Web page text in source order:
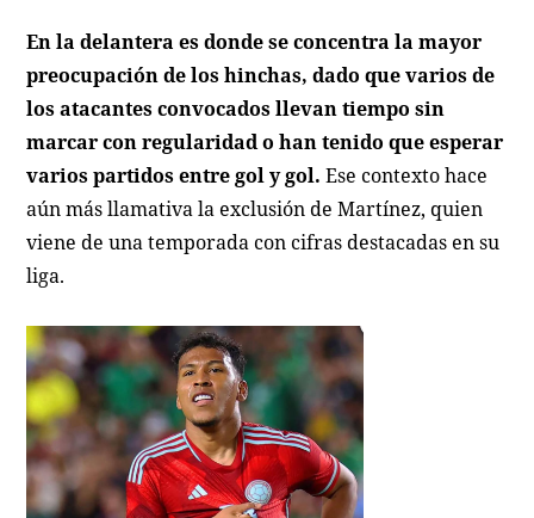
En la delantera es donde se concentra la mayor
preocupación de los hinchas, dado que varios de
los atacantes convocados llevan tiempo sin
marcar con regularidad o han tenido que esperar
varios partidos entre gol y gol. Ese contexto hace
aún más llamativa la exclusión de Martínez, quien
viene de una temporada con cifras destacadas en su
liga.